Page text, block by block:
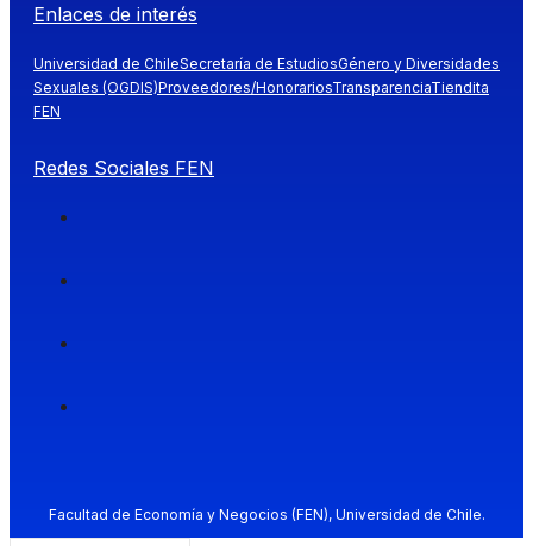
Enlaces de interés
Universidad de ChileSecretaría de EstudiosGénero y Diversidades
Sexuales (OGDIS)Proveedores/HonorariosTransparenciaTiendita
FEN
Redes Sociales FEN
Facultad de Economía y Negocios (FEN), Universidad de Chile.